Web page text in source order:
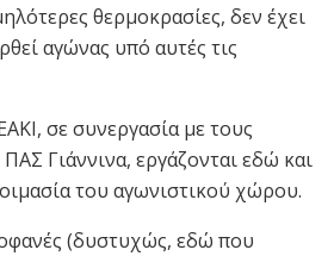
θερμοκρασίες, δεν έχει
αγώνας υπό αυτές τις
σε συνεργασία με τους
Γιάννινα, εργάζονται εδώ και
του αγωνιστικού χώρου.
(δυστυχώς, εδώ που